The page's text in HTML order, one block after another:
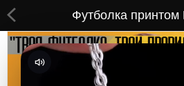
ВСЕ ТОВАРЫ
Футболка принтом